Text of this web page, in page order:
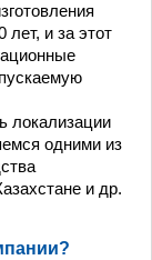
лет, и за этот
локализации
одними из
и др.